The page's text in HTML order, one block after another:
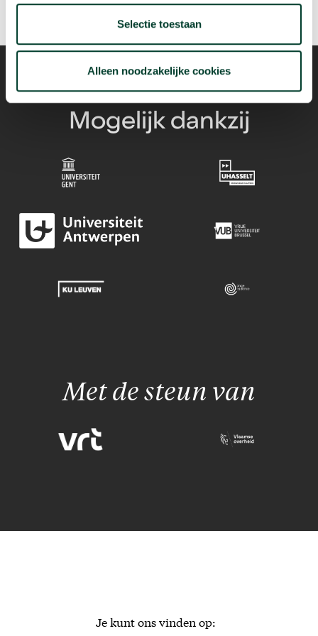
Selectie toestaan
Alleen noodzakelijke cookies
Mogelijk dankzij
Met de steun van
Je kunt ons vinden op: